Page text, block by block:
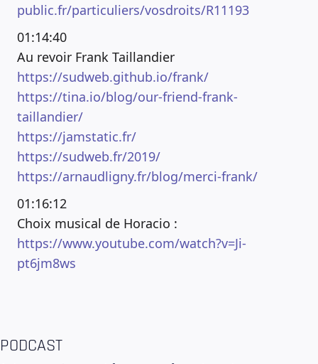
public.fr/particuliers/vosdroits/R11193
01:14:40
Au revoir Frank Taillandier
https://sudweb.github.io/frank/
https://tina.io/blog/our-friend-frank-
taillandier/
https://jamstatic.fr/
https://sudweb.fr/2019/
https://arnaudligny.fr/blog/merci-frank/
01:16:12
Choix musical de Horacio :
https://www.youtube.com/watch?v=Ji-
pt6jm8ws
PODCAST